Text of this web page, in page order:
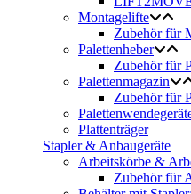
Montagelifte
Zubehör für
Palettenheber
Zubehör für
Palettenmagazin
Zubehör für
Plattenträger
Stapler & Anbaugeräte
Arbeitskörbe &
Zubehör für